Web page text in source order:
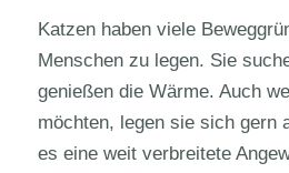
Katzen haben viele
Menschen zu legen. Sie
genießen die Wärme. Auch
möchten, legen sie sich gern
es eine weit verbreitete